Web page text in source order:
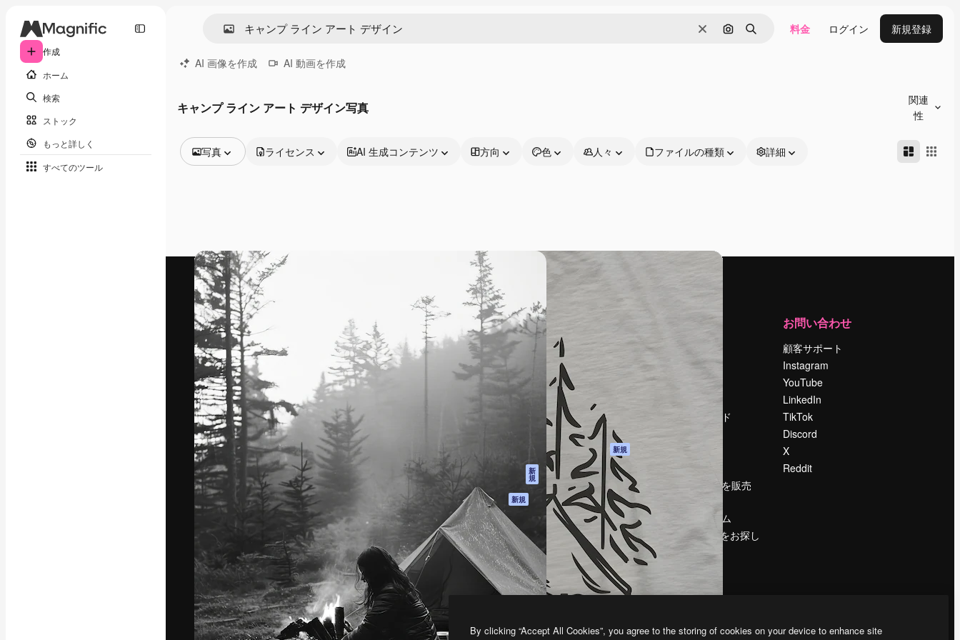
作成
ホーム
検索
ストック
もっと詳しく
すべてのツール
消去 画像で検索
検索 料金 ログイン 新規登録
AI 画像を作成 AI 動画を作成
キャンプ ライン アート デザイン写真
関連
性
写真
動画
映像素材
モーショングラフィックス
動画テンプレート
アイコン
3D モデル
フォント
ライセンス AI 生成コンテンツ 方向 色 人々 ファイルの種類 詳細
最高のクリエイティブ制作を導くためのプラ
ットフォーム。クリエイター、企業、代理
店、スタジオを含む100万人以上が利用して
います。
日本語
Spaces
AI アシスタント
AI 画像生成ツール
AI 動画生成ツール
ツ
Claude/ChatGPT
向けMCP
新
規
エージェント 新規
API
モバイルアプリ
すべてのMagnificツ
Academy
ドキュメント
サポート
利用規約
プライバシーポリ
シー
オリジナル 新規
クッキーポリシー
トラストセンター
アフィリエイト
法人向け
Reviews
検索トレンド
イベント
コンテンツを販売
する
プレスルーム
magnific.aiをお探し
ですか？
お問い合わせ
顧客サポート
Instagram
YouTube
LinkedIn
TikTok
Discord
X
Reddit
Copyright © 2010-2026Freepik Company S.L.U.無断複写・転載を禁じます
By clicking “Accept All Cookies”, you agree to the storing of cookies on your device to enhance site